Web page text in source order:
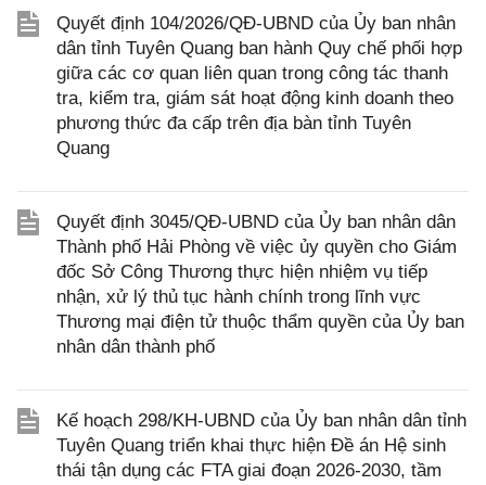
Quyết định 104/2026/QĐ-UBND của Ủy ban nhân
dân tỉnh Tuyên Quang ban hành Quy chế phối hợp
giữa các cơ quan liên quan trong công tác thanh
tra, kiểm tra, giám sát hoạt động kinh doanh theo
phương thức đa cấp trên địa bàn tỉnh Tuyên
Quang
Quyết định 3045/QĐ-UBND của Ủy ban nhân dân
Thành phố Hải Phòng về việc ủy quyền cho Giám
đốc Sở Công Thương thực hiện nhiệm vụ tiếp
nhận, xử lý thủ tục hành chính trong lĩnh vực
Thương mại điện tử thuộc thẩm quyền của Ủy ban
nhân dân thành phố
Kế hoạch 298/KH-UBND của Ủy ban nhân dân tỉnh
Tuyên Quang triển khai thực hiện Đề án Hệ sinh
thái tận dụng các FTA giai đoạn 2026-2030, tầm